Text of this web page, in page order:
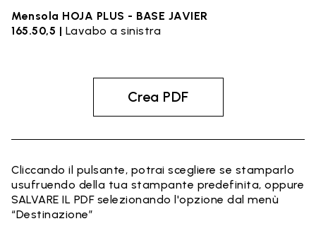
Mensola HOJA PLUS - BASE JAVIER
165.50,5 | Lavabo a sinistra
Crea PDF
Cliccando il pulsante, potrai scegliere se stamparlo
usufruendo della tua stampante predefinita, oppure
SALVARE IL PDF selezionando l'opzione dal menù
“Destinazione”